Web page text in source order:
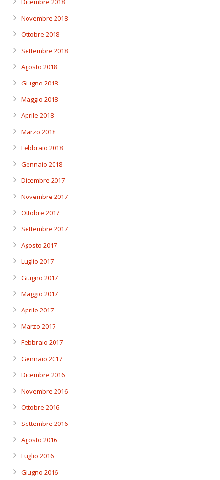
Dicembre 2018
Novembre 2018
Ottobre 2018
Settembre 2018
Agosto 2018
Giugno 2018
Maggio 2018
Aprile 2018
Marzo 2018
Febbraio 2018
Gennaio 2018
Dicembre 2017
Novembre 2017
Ottobre 2017
Settembre 2017
Agosto 2017
Luglio 2017
Giugno 2017
Maggio 2017
Aprile 2017
Marzo 2017
Febbraio 2017
Gennaio 2017
Dicembre 2016
Novembre 2016
Ottobre 2016
Settembre 2016
Agosto 2016
Luglio 2016
Giugno 2016